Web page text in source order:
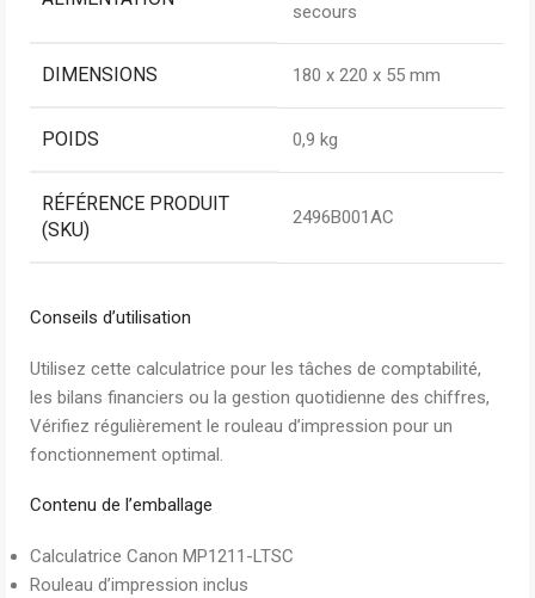
secours
DIMENSIONS 180 x 220 x 55 mm
POIDS 0,9 kg
RÉFÉRENCE PRODUIT
(SKU)
2496B001AC
Conseils d’utilisation
Utilisez cette calculatrice pour les tâches de comptabilité,
les bilans financiers ou la gestion quotidienne des chiffres,
Vérifiez régulièrement le rouleau d’impression pour un
fonctionnement optimal.
Contenu de l’emballage
Calculatrice Canon MP1211-LTSC
Rouleau d’impression inclus